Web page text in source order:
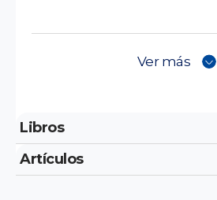
Ver más
Libros
Artículos